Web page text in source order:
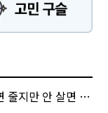
만 안 살면 2.5배